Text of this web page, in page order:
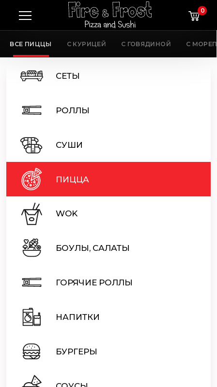
0
ВСЕ ПИЦЦЫ С КУРИЦЕЙ С ГОВЯДИНОЙ С
СЕТЫ
РОЛЛЫ
СУШИ
ПИЦЦА
WOK
БОУЛЫ, САЛАТЫ
ГОРЯЧИЕ РОЛЛЫ
НАПИТКИ
БУРГЕРЫ